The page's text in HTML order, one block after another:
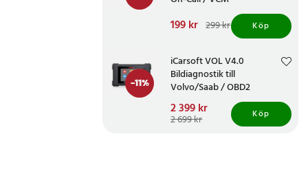
Nuvarande pris
Tidigare pris 299 kr
199 kr 299 kr Köp
-11%
iCarsoft VOL V4.0
Bildiagnostik till
Volvo/Saab / OBD2
diagnosverktyg /
felkodsläsare bil
Nuvarande pris:
2 399 krTidigare pris:2 699 kr
2 399 kr
2 699 kr Köp